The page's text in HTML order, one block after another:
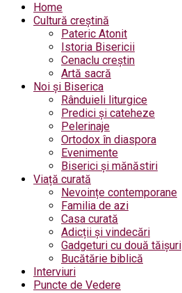
Home
Cultură creștină
Pateric Atonit
Istoria Bisericii
Cenaclu creștin
Artă sacră
Noi și Biserica
Rânduieli liturgice
Predici și cateheze
Pelerinaje
Ortodox în diaspora
Evenimente
Biserici și mănăstiri
Viață curată
Nevoințe contemporane
Familia de azi
Casa curată
Adicții și vindecări
Gadgeturi cu două tăișuri
Bucătărie biblică
Interviuri
Puncte de Vedere